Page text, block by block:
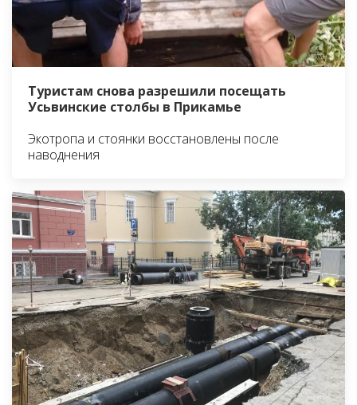
Туристам снова разрешили посещать
Усьвинские столбы в Прикамье
Экотропа и стоянки восстановлены после
наводнения